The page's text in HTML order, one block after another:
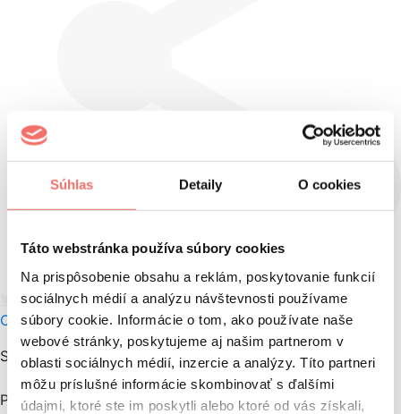
Súhlas Detaily O cookies
Táto webstránka používa súbory cookies
Na prispôsobenie obsahu a reklám, poskytovanie funkcií
sociálnych médií a analýzu návštevnosti používame
súbory cookie. Informácie o tom, ako používate naše
webové stránky, poskytujeme aj našim partnerom v
oblasti sociálnych médií, inzercie a analýzy. Títo partneri
môžu príslušné informácie skombinovať s ďalšími
údajmi, ktoré ste im poskytli alebo ktoré od vás získali,
TweetFacebook share
Linkedin share
O autorovi
S naším newslettrom vám nič neutečie.
Prihláste sa na jeho odber